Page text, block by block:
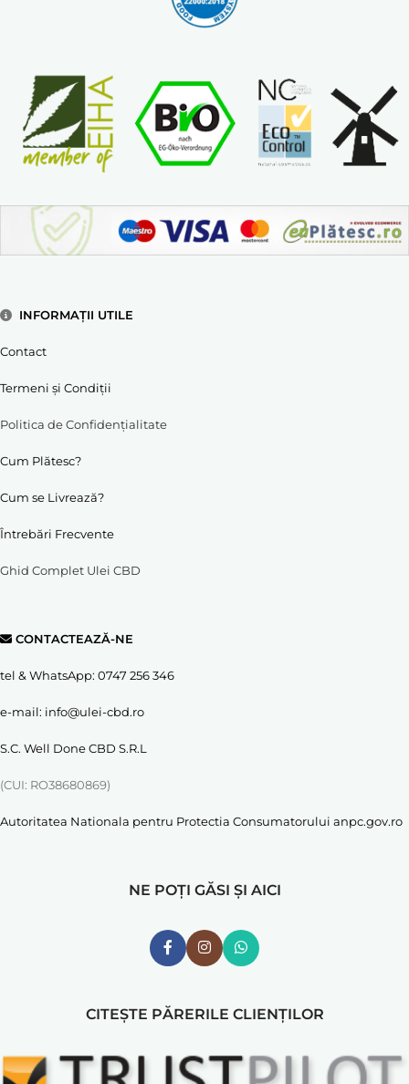
INFORMAȚII UTILE
Contact
Termeni și Condiții
Politica de Confidențialitate
Cum Plătesc?
Cum se Livrează?
Întrebări Frecvente
Ghid Complet Ulei CBD
CONTACTEAZĂ-NE
tel & WhatsApp: 0747 256 346
e-mail: info@ulei-cbd.ro
S.C. Well Done CBD S.R.L
(CUI: RO38680869)
Autoritatea Nationala pentru Protectia Consumatorului anpc.gov.ro
NE POȚI GĂSI ȘI AICI
CITEȘTE PĂRERILE CLIENȚILOR